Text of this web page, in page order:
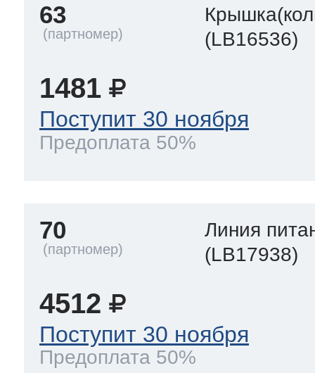
63
(LB16536)
1481
Поступит 30 ноября
Предоплата 50%
70
Линия
(LB17938)
4512
Поступит 30 ноября
Предоплата 50%